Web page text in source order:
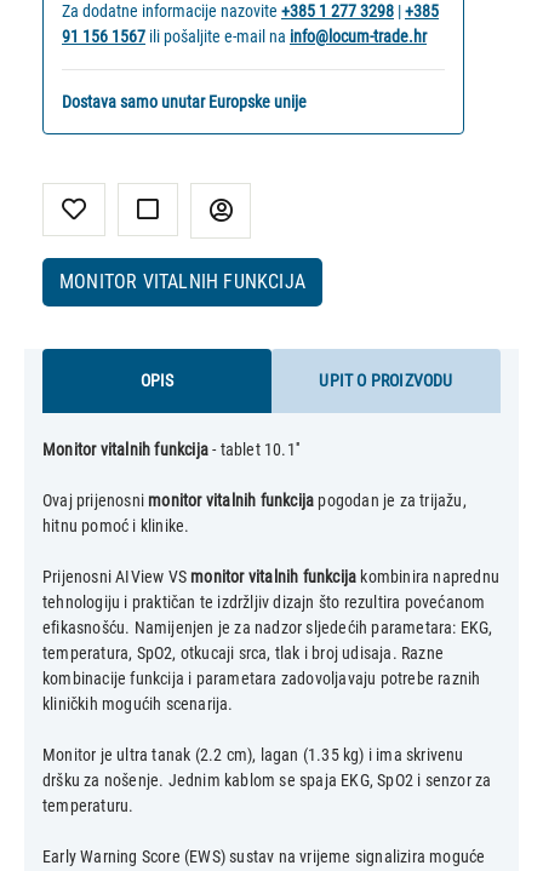
Za dodatne informacije nazovite +385 1 277 3298 |+385
91 156 1567 ili pošaljite e-mail na info@locum-trade.hr
Dostava samo unutar Europske unije
MONITOR VITALNIH FUNKCIJA
OPIS UPIT O PROIZVODU
Monitor vitalnih funkcija- tablet 10.1''
Ovaj prijenosni monitor vitalnih funkcija pogodan je za trijažu,
hitnu pomoć i klinike.
Prijenosni AIView VS monitor vitalnih funkcija kombinira naprednu
tehnologiju i praktičan te izdržljiv dizajn što rezultira povećanom
efikasnošću. Namijenjen je za nadzor sljedećih parametara: EKG,
temperatura, SpO2, otkucaji srca, tlak i broj udisaja. Razne
kombinacije funkcija i parametara zadovoljavaju potrebe raznih
kliničkih mogućih scenarija.
Monitor je ultra tanak (2.2 cm), lagan (1.35 kg) i ima skrivenu
dršku za nošenje. Jednim kablom se spaja EKG, SpO2 i senzor za
temperaturu.
Early Warning Score (EWS) sustav na vrijeme signalizira moguće